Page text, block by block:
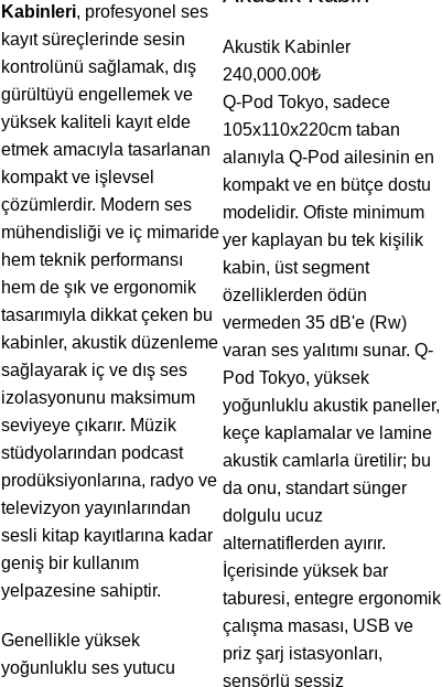
Kabinleri, profesyonel ses
kayıt süreçlerinde sesin
kontrolünü sağlamak, dış
gürültüyü engellemek ve
yüksek kaliteli kayıt elde
etmek amacıyla tasarlanan
kompakt ve işlevsel
çözümlerdir. Modern ses
mühendisliği ve iç mimaride
hem teknik performansı
hem de şık ve ergonomik
tasarımıyla dikkat çeken bu
kabinler, akustik düzenleme
sağlayarak iç ve dış ses
izolasyonunu maksimum
seviyeye çıkarır. Müzik
stüdyolarından podcast
prodüksiyonlarına, radyo ve
televizyon yayınlarından
sesli kitap kayıtlarına kadar
geniş bir kullanım
yelpazesine sahiptir.
Genellikle yüksek
yoğunluklu ses yutucu
Akustik Kabinler
240,000.00₺
Q-Pod Tokyo, sadece
105x110x220cm taban
alanıyla Q-Pod ailesinin en
kompakt ve en bütçe dostu
modelidir. Ofiste minimum
yer kaplayan bu tek kişilik
kabin, üst segment
özelliklerden ödün
vermeden 35 dB'e (Rw)
varan ses yalıtımı sunar. Q-
Pod Tokyo, yüksek
yoğunluklu akustik paneller,
keçe kaplamalar ve lamine
akustik camlarla üretilir; bu
da onu, standart sünger
dolgulu ucuz
alternatiflerden ayırır.
İçerisinde yüksek bar
taburesi, entegre ergonomik
çalışma masası, USB ve
priz şarj istasyonları,
sensörlü sessiz